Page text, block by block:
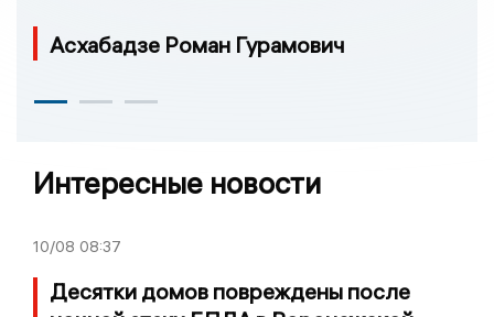
Асхабадзе Роман Гурамович
Интересные новости
10/08 08:37
Десятки домов повреждены после